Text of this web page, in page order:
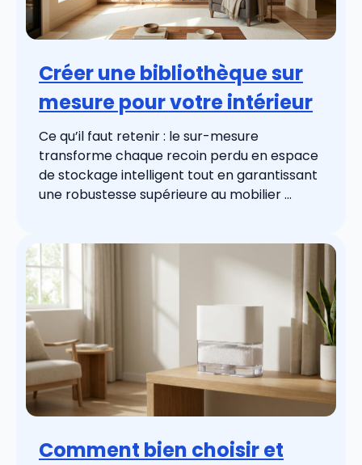
Créer une bibliothèque sur
mesure pour votre intérieur
Ce qu’il faut retenir : le sur-mesure
transforme chaque recoin perdu en espace
de stockage intelligent tout en garantissant
une robustesse supérieure au mobilier ...
Comment bien choisir et